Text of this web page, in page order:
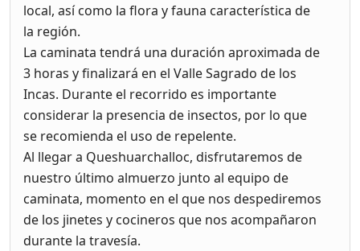
local, así como la flora y fauna característica de
la región.
La caminata tendrá una duración aproximada de
3 horas y finalizará en el Valle Sagrado de los
Incas. Durante el recorrido es importante
considerar la presencia de insectos, por lo que
se recomienda el uso de repelente.
Al llegar a Queshuarchalloc, disfrutaremos de
nuestro último almuerzo junto al equipo de
caminata, momento en el que nos despediremos
de los jinetes y cocineros que nos acompañaron
durante la travesía.